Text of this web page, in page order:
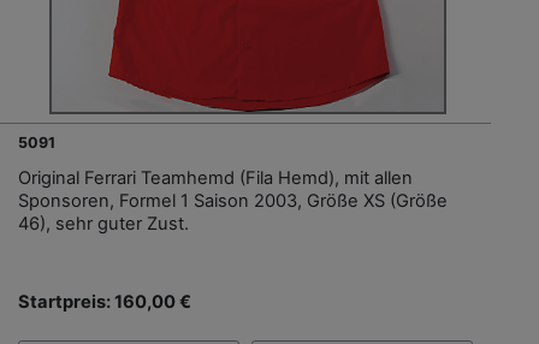
5091
Original Ferrari Teamhemd (Fila Hemd), mit allen
Sponsoren, Formel 1 Saison 2003, Größe XS (Größe
46), sehr guter Zust.
Startpreis: 160,00 €